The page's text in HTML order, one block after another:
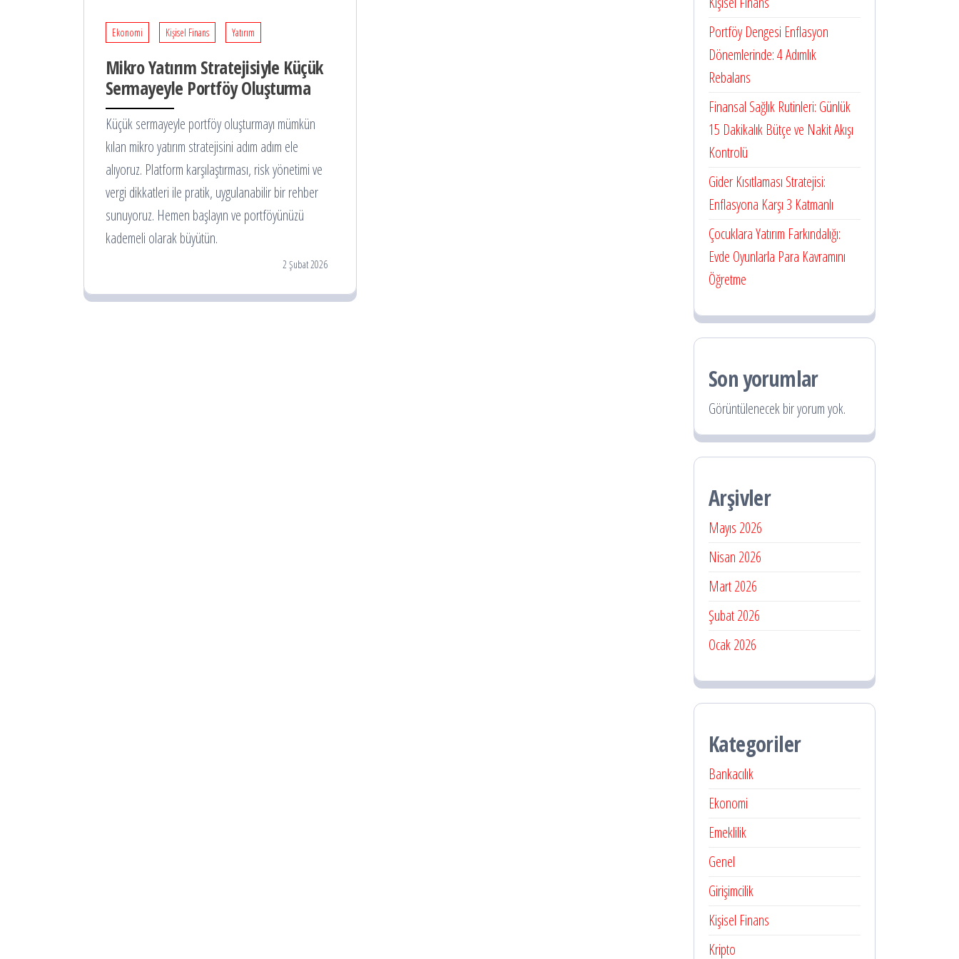
Ekonomi Kişisel Finans Yatırım
Mikro Yatırım Stratejisiyle Küçük
Sermayeyle Portföy Oluşturma
Küçük sermayeyle portföy oluşturmayı mümkün
kılan mikro yatırım stratejisini adım adım ele
alıyoruz. Platform karşılaştırması, risk yönetimi ve
vergi dikkatleri ile pratik, uygulanabilir bir rehber
sunuyoruz. Hemen başlayın ve portföyünüzü
kademeli olarak büyütün.
2 Şubat 2026
Portföy Dengesi Enflasyon
Dönemlerinde: 4 Adımlık
Rebalans
Finansal Sağlık Rutinleri: Günlük
15 Dakikalık Bütçe ve Nakit Akışı
Kontrolü
Gider Kısıtlaması Stratejisi:
Enflasyona Karşı 3 Katmanlı
Çocuklara Yatırım Farkındalığı:
Evde Oyunlarla Para Kavramını
Öğretme
Son yorumlar
Görüntülenecek bir yorum yok.
Arşivler
Mayıs 2026
Nisan 2026
Mart 2026
Şubat 2026
Ocak 2026
Kategoriler
Bankacılık
Ekonomi
Emeklilik
Genel
Girişimcilik
Kişisel Finans
Kripto